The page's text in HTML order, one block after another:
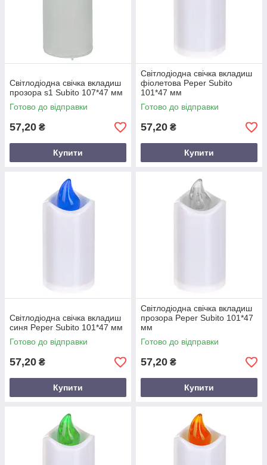
Світлодіодна свічка вкладиш
прозора s1 Subito 107*47 мм
Готово до відправки
57,20 ₴
Купити
Світлодіодна свічка вкладиш
фіолетова Peper Subito
101*47 мм
Готово до відправки
57,20 ₴
Купити
Світлодіодна свічка вкладиш
синя Peper Subito 101*47 мм
Готово до відправки
57,20 ₴
Купити
Світлодіодна свічка вкладиш
прозора Peper Subito 101*47
мм
Готово до відправки
57,20 ₴
Купити